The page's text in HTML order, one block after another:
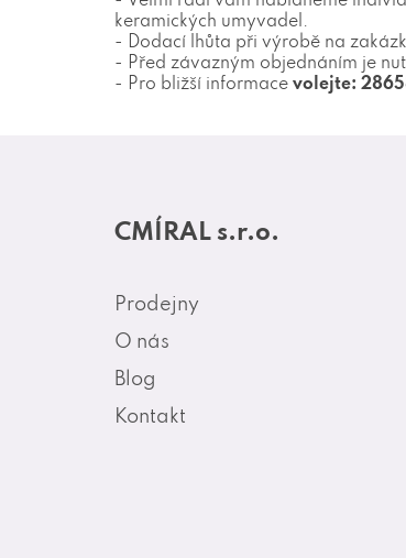
keramických umyvadel.
- Dodací lhůta při výrobě na
- Před závazným objednáním je
- Pro bližší informace volejte:
CMÍRAL s.r.o.
Prodejny
O nás
Blog
Kontakt